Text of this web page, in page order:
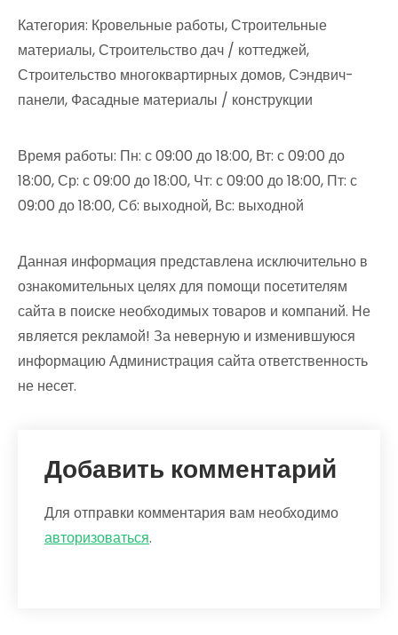
Категория: Кровельные работы, Строительные
материалы, Строительство дач / коттеджей,
Строительство многоквартирных домов, Сэндвич-
панели, Фасадные материалы / конструкции
Время работы: Пн: с 09:00 до 18:00, Вт: с 09:00 до
18:00, Ср: с 09:00 до 18:00, Чт: с 09:00 до 18:00, Пт: с
09:00 до 18:00, Сб: выходной, Вс: выходной
Данная информация представлена исключительно в
ознакомительных целях для помощи посетителям
сайта в поиске необходимых товаров и компаний. Не
является рекламой! За неверную и изменившуюся
информацию Администрация сайта ответственность
не несет.
Добавить комментарий
Для отправки комментария вам необходимо
авторизоваться.